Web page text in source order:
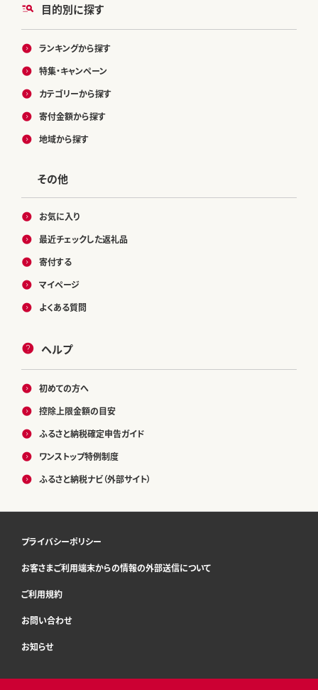
目的別に探す
ランキングから探す
特集・キャンペーン
カテゴリーから探す
寄付金額から探す
地域から探す
その他
お気に入り
最近チェックした返礼品
寄付する
マイページ
よくある質問
ヘルプ
初めての方へ
控除上限金額の目安
ふるさと納税確定申告ガイド
ワンストップ特例制度
ふるさと納税ナビ（外部サイト）
プライバシーポリシー
お客さまご利用端末からの情報の外部送信について
ご利用規約
お問い合わせ
お知らせ